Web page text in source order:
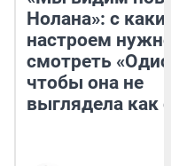
Нолана»: с
настроем
смотреть
чтобы она не
выглядела как